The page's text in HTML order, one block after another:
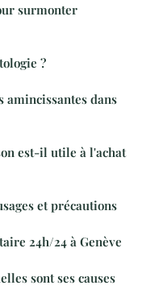
surmonter
?
amincissantes dans
est-il utile à l'achat
et précautions
24h/24 à Genève
sont ses causes